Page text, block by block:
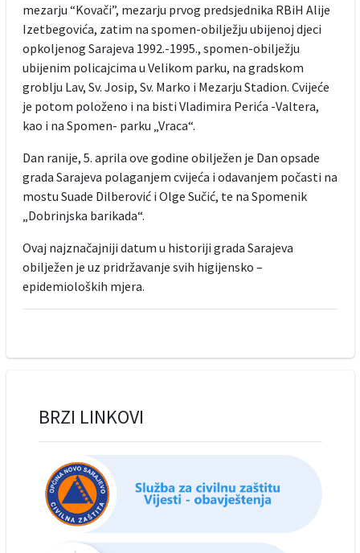
mezarju “Kovači”, mezarju prvog predsjednika RBiH Alije
Izetbegovića, zatim na spomen-obilježju ubijenoj djeci
opkoljenog Sarajeva 1992.-1995., spomen-obilježju
ubijenim policajcima u Velikom parku, na gradskom
groblju Lav, Sv. Josip, Sv. Marko i Mezarju Stadion. Cvijeće
je potom položeno i na bisti Vladimira Perića -Valtera,
kao i na Spomen- parku „Vraca“.
Dan ranije, 5. aprila ove godine obilježen je Dan opsade
grada Sarajeva polaganjem cvijeća i odavanjem počasti na
mostu Suade Dilberović i Olge Sučić, te na Spomenik
„Dobrinjska barikada“.
Ovaj najznačajniji datum u historiji grada Sarajeva
obilježen je uz pridržavanje svih higijensko –
epidemioloških mjera.
BRZI LINKOVI